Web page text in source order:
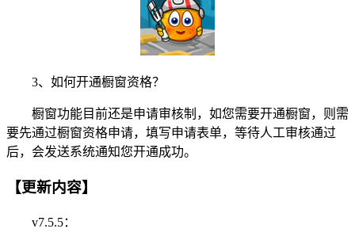
3、如何开通橱窗资格？
橱窗功能目前还是申请审核制，如您需要开通橱窗，则需
要先通过橱窗资格申请，填写申请表单，等待人工审核通过
后，会发送系统通知您开通成功。
【更新内容】
v7.5.5：